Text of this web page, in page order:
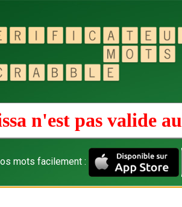
n'est pas valide au
mots facilement :